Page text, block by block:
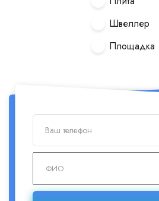
Швеллер
Площадка